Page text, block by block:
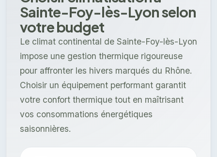
Sainte-Foy-lès-Lyon selon
votre budget
Le climat continental de Sainte-Foy-lès-Lyon
impose une gestion thermique rigoureuse
pour affronter les hivers marqués du Rhône.
Choisir un équipement performant garantit
votre confort thermique tout en maîtrisant
vos consommations énergétiques
saisonnières.